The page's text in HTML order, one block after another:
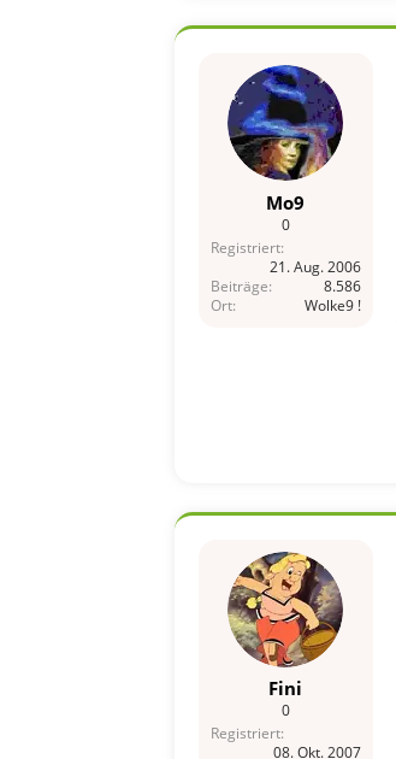
Mo9
0
Registriert
21. Aug. 2006
Beiträge
8.586
Ort
Wolke9 !
Fini
0
Registriert
08. Okt. 2007